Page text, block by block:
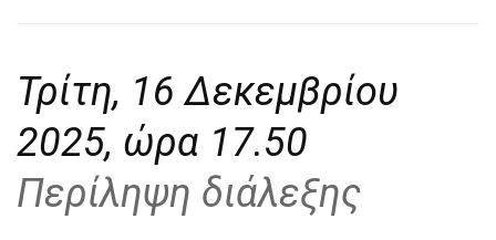
Τρίτη, 16 Δεκεμβρίου
2025, ώρα 17.50
Περίληψη διάλεξης